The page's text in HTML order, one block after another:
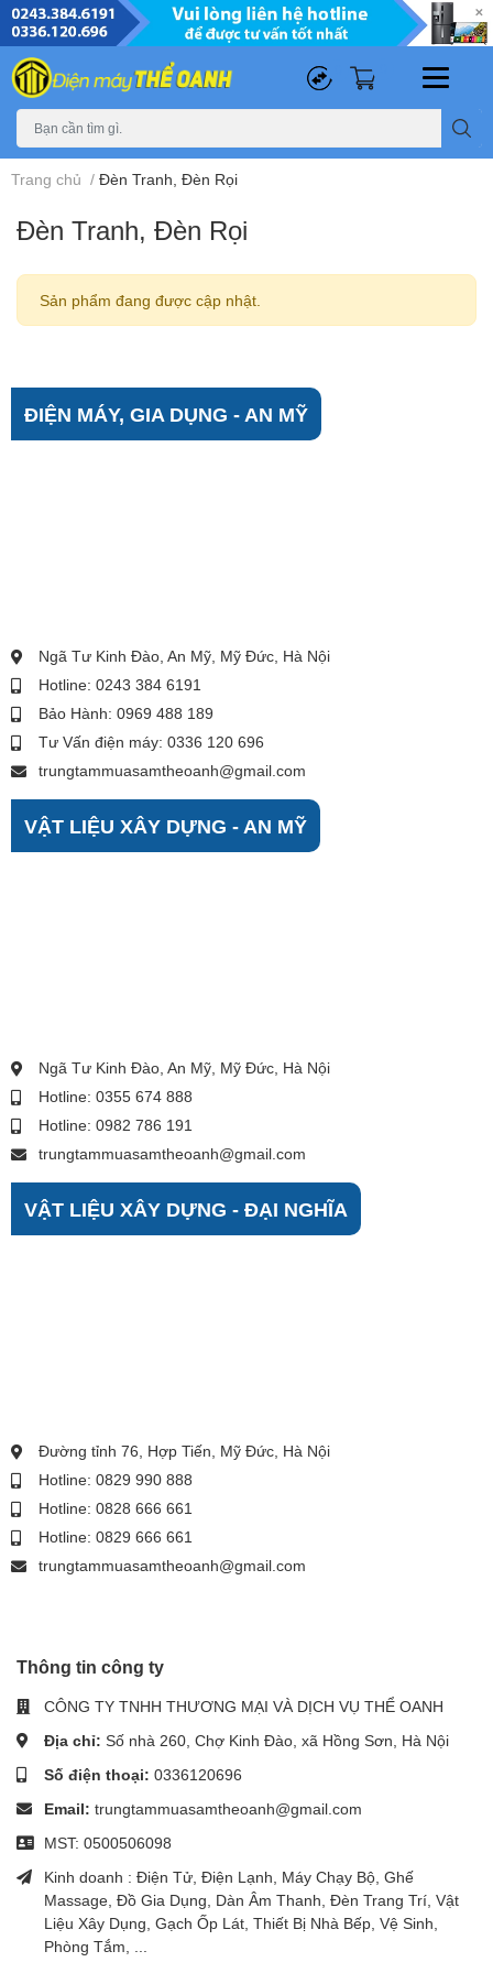
Trang chủ / Đèn Tranh, Đèn Rọi
Đèn Tranh, Đèn Rọi
Sản phẩm đang được cập nhật.
ĐIỆN MÁY, GIA DỤNG - AN MỸ
Ngã Tư Kinh Đào, An Mỹ, Mỹ Đức, Hà Nội
Hotline: 0243 384 6191
Bảo Hành: 0969 488 189
Tư Vấn điện máy: 0336 120 696
trungtammuasamtheoanh@gmail.com
VẬT LIỆU XÂY DỰNG - AN MỸ
Ngã Tư Kinh Đào, An Mỹ, Mỹ Đức, Hà Nội
Hotline: 0355 674 888
Hotline: 0982 786 191
trungtammuasamtheoanh@gmail.com
VẬT LIỆU XÂY DỰNG - ĐẠI NGHĨA
Đường tỉnh 76, Hợp Tiến, Mỹ Đức, Hà Nội
Hotline: 0829 990 888
Hotline: 0828 666 661
Hotline: 0829 666 661
trungtammuasamtheoanh@gmail.com
Thông tin công ty
CÔNG TY TNHH THƯƠNG MẠI VÀ DỊCH VỤ THỂ OANH
Địa chỉ: Số nhà 260, Chợ Kinh Đào, xã Hồng Sơn, Hà Nội
Số điện thoại: 0336120696
Email: trungtammuasamtheoanh@gmail.com
MST: 0500506098
Kinh doanh : Điện Tử, Điện Lạnh, Máy Chạy Bộ, Ghế
Massage, Đồ Gia Dụng, Dàn Âm Thanh, Đèn Trang Trí, Vật
Liệu Xây Dụng, Gạch Ốp Lát, Thiết Bị Nhà Bếp, Vệ Sinh,
Phòng Tắm, ...